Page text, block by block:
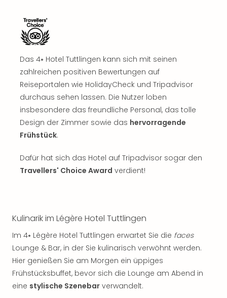
Das 4⭑ Hotel Tuttlingen kann sich mit seinen
zahlreichen positiven Bewertungen auf
Reiseportalen wie HolidayCheck und Tripadvisor
durchaus sehen lassen. Die Nutzer loben
insbesondere das freundliche Personal, das tolle
Design der Zimmer sowie das hervorragende
Frühstück.
Dafür hat sich das Hotel auf Tripadvisor sogar den
Travellers' Choice Award verdient!
Kulinarik im Légère Hotel Tuttlingen
Im 4⭑ Légère Hotel Tuttlingen erwartet Sie die faces
Lounge & Bar, in der Sie kulinarisch verwöhnt werden.
Hier genießen Sie am Morgen ein üppiges
Frühstücksbuffet, bevor sich die Lounge am Abend in
eine stylische Szenebar verwandelt.